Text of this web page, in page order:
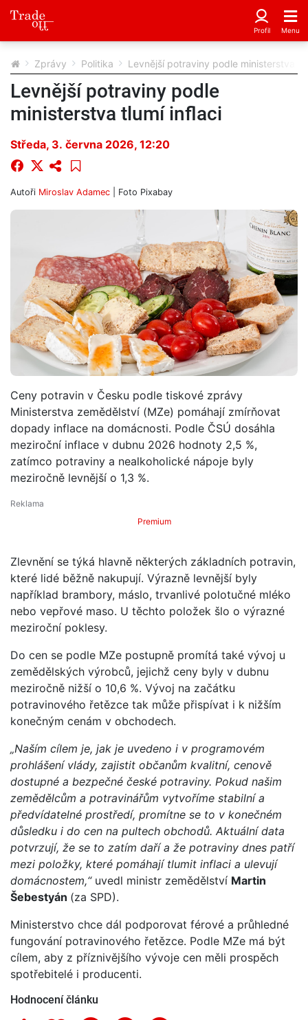
Zprávy Politika Levnější potraviny podle ministerstva
Levnější potraviny podle
ministerstva tlumí inflaci
Středa, 3. června 2026, 12:20
Autoři Miroslav Adamec | Foto Pixabay
Ceny potravin v Česku podle tiskové zprávy
Ministerstva zemědělství (MZe) pomáhají zmírňovat
dopady inflace na domácnosti. Podle ČSÚ dosáhla
meziroční inflace v dubnu 2026 hodnoty 2,5 %,
zatímco potraviny a nealkoholické nápoje byly
meziročně levnější o 1,3 %.
Premium
Zlevnění se týká hlavně některých základních potravin,
které lidé běžně nakupují. Výrazně levnější byly
například brambory, máslo, trvanlivé polotučné mléko
nebo vepřové maso. U těchto položek šlo o výrazné
meziroční poklesy.
Do cen se podle MZe postupně promítá také vývoj u
zemědělských výrobců, jejichž ceny byly v dubnu
meziročně nižší o 10,6 %. Vývoj na začátku
potravinového řetězce tak může přispívat i k nižším
konečným cenám v obchodech.
„Naším cílem je, jak je uvedeno i v programovém
prohlášení vlády, zajistit občanům kvalitní, cenově
dostupné a bezpečné české potraviny. Pokud našim
zemědělcům a potravinářům vytvoříme stabilní a
předvídatelné prostředí, promítne se to v konečném
důsledku i do cen na pultech obchodů. Aktuální data
potvrzují, že se to zatím daří a že potraviny dnes patří
mezi položky, které pomáhají tlumit inflaci a ulevují
domácnostem,“ uvedl ministr zemědělství Martin
Šebestyán (za SPD).
Ministerstvo chce dál podporovat férové a průhledné
fungování potravinového řetězce. Podle MZe má být
cílem, aby z příznivějšího vývoje cen měli prospěch
spotřebitelé i producenti.
Hodnocení článku